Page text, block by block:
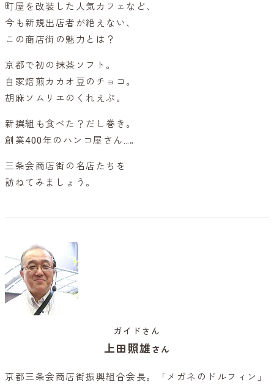
町屋を改装した人気カフェなど、
今も新規出店者が絶えない、
この商店街の魅力とは？
京都で初の抹茶ソフト。
自家焙煎カカオ豆のチョコ。
胡麻ソムリエのくれえぷ。
新撰組も食べた？だし巻き。
創業400年のハンコ屋さん…。
三条会商店街の名店たちを
訪ねてみましょう。
ガイドさん
上田照雄 さん
京都三条会商店街振興組合会長。「メガネのドルフィン」